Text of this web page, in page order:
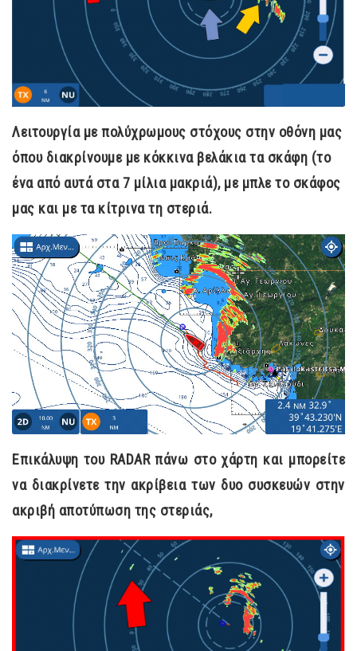
Λειτουργία με πολύχρωμους στόχους στην οθόνη μας
όπου διακρίνουμε με κόκκινα βελάκια τα σκάφη (το
ένα από αυτά στα 7 μίλια μακριά), με μπλε το σκάφος
μας και με τα κίτρινα τη στεριά.
Επικάλυψη του RADAR πάνω στο χάρτη και μπορείτε
να διακρίνετε την ακρίβεια των δυο συσκευών στην
ακριβή αποτύπωση της στεριάς,